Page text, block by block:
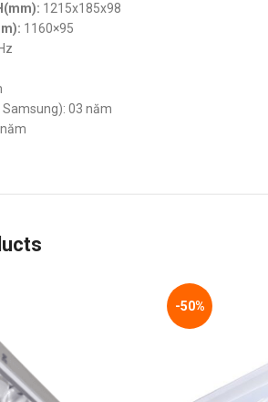
1215x185x98
1160×95
Samsung): 03 năm
-50%